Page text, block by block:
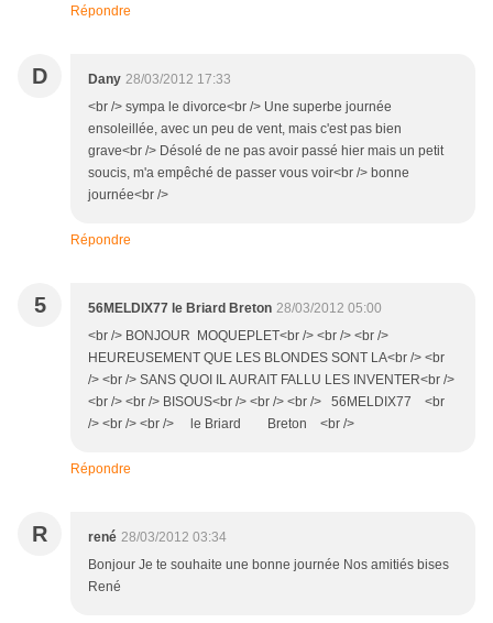
Répondre
D Dany 28/03/2012 17:33
<br /> sympa le divorce<br /> Une superbe journée
ensoleillée, avec un peu de vent, mais c'est pas bien
grave<br /> Désolé de ne pas avoir passé hier mais un petit
soucis, m'a empêché de passer vous voir<br /> bonne
journée<br />
Répondre
5 56MELDIX77 le Briard Breton 28/03/2012 05:00
<br /> BONJOUR MOQUEPLET<br /> <br /> <br />
HEUREUSEMENT QUE LES BLONDES SONT LA<br /> <br
/> <br /> SANS QUOI IL AURAIT FALLU LES INVENTER<br />
<br /> <br /> BISOUS<br /> <br /> <br /> 56MELDIX77 <br
/> <br /> <br /> le Briard Breton <br />
Répondre
R rené 28/03/2012 03:34
Bonjour Je te souhaite une bonne journée Nos amitiés bises
René